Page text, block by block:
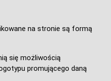
na stronie są formą
się możliwością
promującego daną